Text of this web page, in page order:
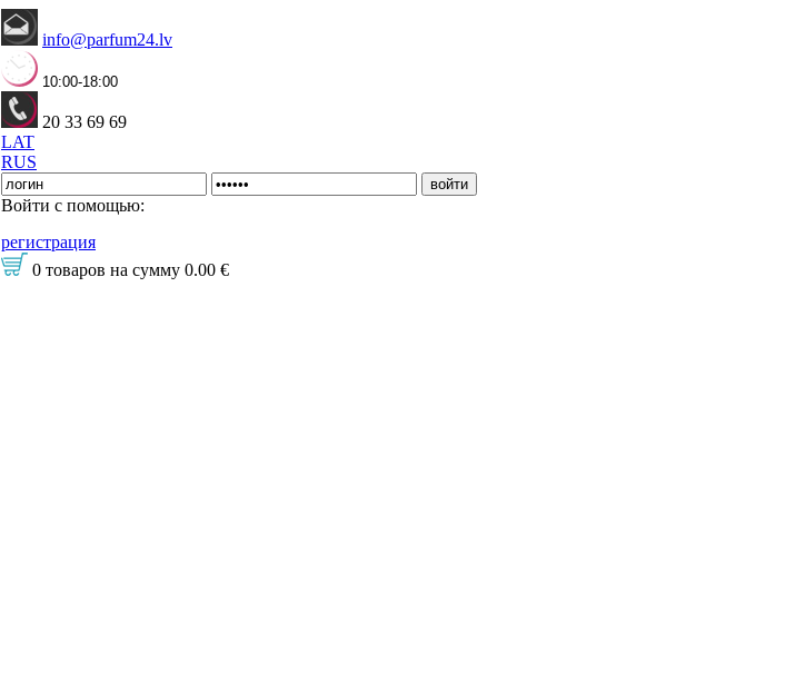
info@parfum24.lv
10:00-18:00
20 33 69 69
LAT
RUS
Войти с помощью:
регистрация
0 товаров на сумму 0.00 €